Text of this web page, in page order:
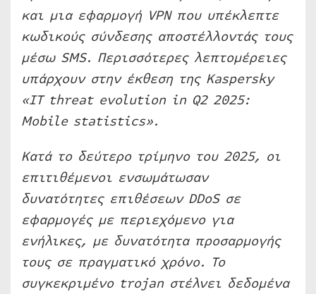
και μια εφαρμογή VPN που υπέκλεπτε
κωδικούς σύνδεσης αποστέλλοντάς τους
μέσω SMS. Περισσότερες λεπτομέρειες
υπάρχουν στην έκθεση της Kaspersky
«IT threat evolution in Q2 2025:
Mobile statistics».
Κατά το δεύτερο τρίμηνο του 2025, οι
επιτιθέμενοι ενσωμάτωσαν
δυνατότητες επιθέσεων DDoS σε
εφαρμογές με περιεχόμενο για
ενήλικες, με δυνατότητα προσαρμογής
τους σε πραγματικό χρόνο. Το
συγκεκριμένο trojan στέλνει δεδομένα